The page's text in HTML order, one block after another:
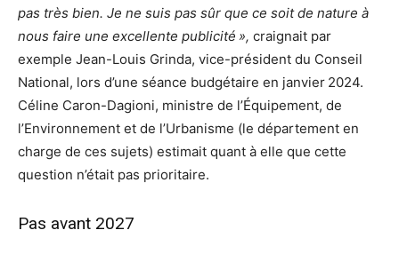
pas très bien. Je ne suis pas sûr que ce soit de nature à
nous faire une excellente publicité », craignait par
exemple Jean-Louis Grinda, vice-président du Conseil
National, lors d’une séance budgétaire en janvier 2024.
Céline Caron-Dagioni, ministre de l’Équipement, de
l’Environnement et de l’Urbanisme (le département en
charge de ces sujets) estimait quant à elle que cette
question n’était pas prioritaire.
Pas avant 2027